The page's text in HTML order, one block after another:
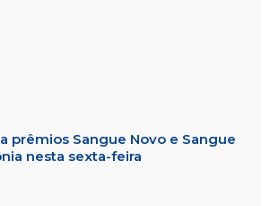
prêmios Sangue Novo e Sangue
nesta sexta-feira